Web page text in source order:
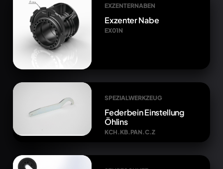
EXZENTERNABEN
Exzenter Nabe
EX01N
SPEZIALWERKZEUG
Federbein Einstellung
Öhlins
KCH.KB.PAN.C.Z